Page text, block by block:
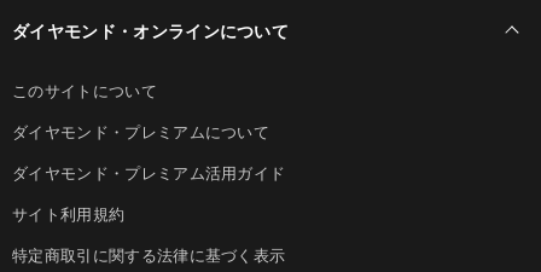
ダイヤモンド・オンラインについて
このサイトについて
ダイヤモンド・プレミアムについて
ダイヤモンド・プレミアム活用ガイド
サイト利用規約
特定商取引に関する法律に基づく表示